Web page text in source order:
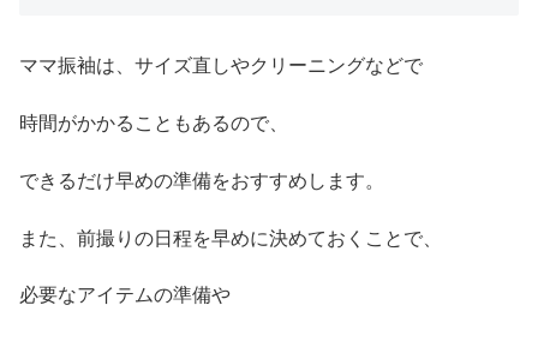
ママ振袖は、サイズ直しやクリーニングなどで
時間がかかることもあるので、
できるだけ早めの準備をおすすめします。
また、前撮りの日程を早めに決めておくことで、
必要なアイテムの準備や